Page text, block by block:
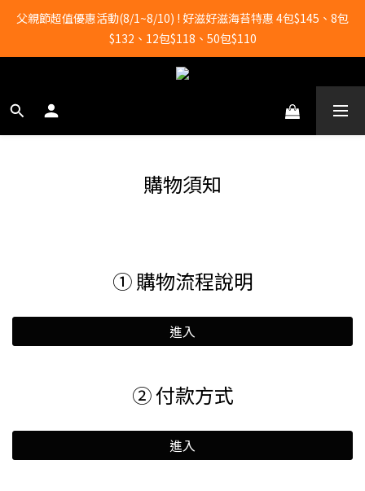
全店滿2000元即享免運！
父親節超值優惠活動(8/1~8/10) ! 好滋好滋海苔特惠 4包$145、8包
$132、12包$118、50包$110
全店滿2000元即享免運！
購物須知
① 購物流程說明
進入
② 付款方式
進入